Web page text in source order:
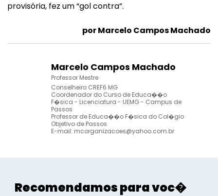
provisória, fez um “gol contra”.
por Marcelo Campos Machado
Marcelo Campos Machado
Professor Mestre
Conselheiro CREF6 MG
Coordenador do Curso de Educa��o
F�sica - Licenciatura - UEMG - Campus de
Passos
Professor de Educa��o F�sica do Col�gio
Objetivo de Passos
E-mail: mcorganizacoes@yahoo.com.br
Recomendamos para voc�